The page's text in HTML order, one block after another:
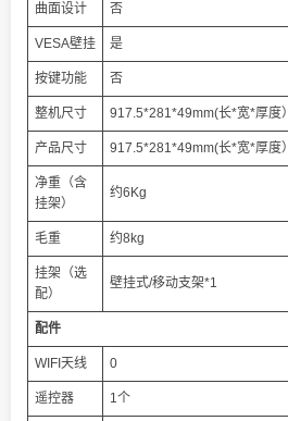
曲面设计 否
VESA壁挂 是
按键功能 否
整机尺寸 917.5*281*49mm(长*宽*厚度）
产品尺寸 917.5*281*49mm(长*宽*厚度）
净重（含
挂架）
约6Kg
毛重 约8kg
挂架（选
配）
壁挂式/移动支架*1
配件
WIFI天线 0
遥控器 1个